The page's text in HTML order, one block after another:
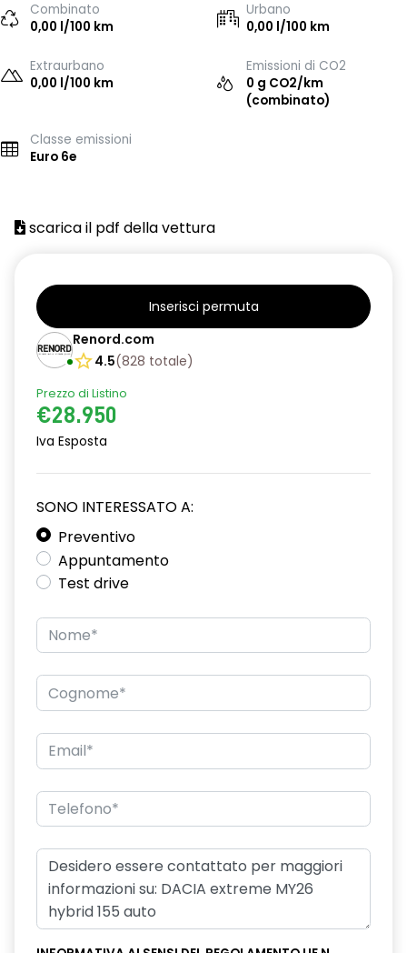
Combinato
0,00 l/100 km
Urbano
0,00 l/100 km
Extraurbano
0,00 l/100 km
Emissioni di CO2
0 g CO2/km
(combinato)
Classe emissioni
Euro 6e
scarica il pdf della vettura
Inserisci permuta
Renord.com
4.5(828 totale)
Prezzo di Listino
€28.950
Iva Esposta
SONO INTERESSATO A:
Preventivo
Appuntamento
Test drive